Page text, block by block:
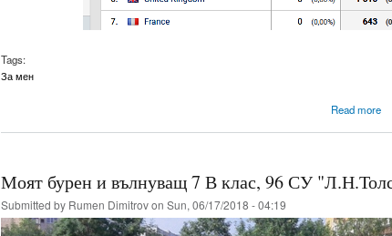
Tags:
За мен
Read more
Моят бурен и вълнуващ 7 В клас, 96 СУ
Submitted by Rumen Dimitrovon Sun, 06/17/2018 - 04:19